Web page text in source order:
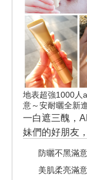
地表超強1000人
意～安耐曬全新
一白遮三醜，
妹們的好朋友
這次收到
凝膠 A
這款產品白色
防曬不黑滿
美肌柔亮滿